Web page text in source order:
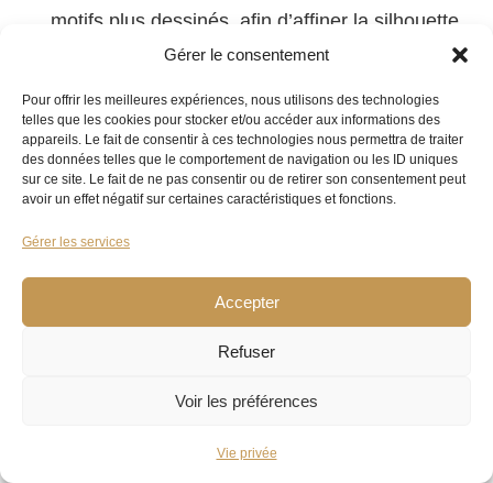
Gérer le consentement
Pour offrir les meilleures expériences, nous utilisons des technologies
telles que les cookies pour stocker et/ou accéder aux informations des
appareils. Le fait de consentir à ces technologies nous permettra de traiter
des données telles que le comportement de navigation ou les ID uniques
sur ce site. Le fait de ne pas consentir ou de retirer son consentement peut
avoir un effet négatif sur certaines caractéristiques et fonctions.
Gérer les services
Accepter
Refuser
Voir les préférences
Vie privée
motifs plus dessinés, afin d’affiner la silhouette.
correspond parfaitement à votre silhouette et
permet une personnalisation presque infinie.